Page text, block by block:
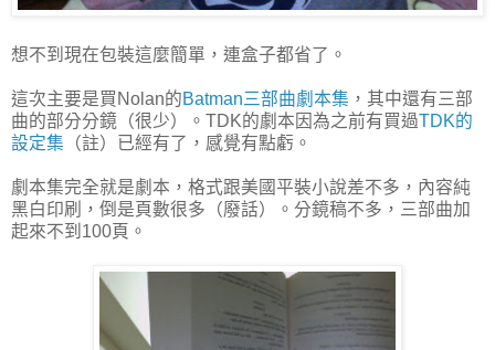
想不到現在包裝這麼簡單，連盒子都省了。
這次主要是買Nolan的Batman三部曲劇本集 ，其中還有三部
曲的部分分鏡（很少）。TDK的劇本因為之前有買過TDK的
設定集 （註）已經有了，感覺有點虧。
劇本集完全就是劇本，格式跟美國平裝小說差不多，內容純
黑白印刷，倒是頁數很多（廢話）。分鏡稿不多，三部曲加
起來不到100頁。